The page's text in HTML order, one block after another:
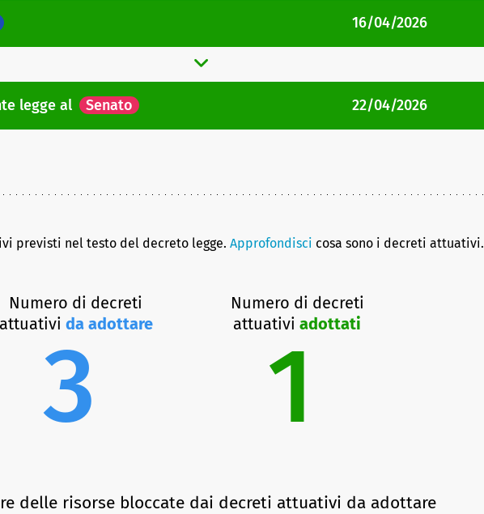
16/04/2026
legge al Senato 22/04/2026
previsti nel testo del decreto legge. Approfondisci cosa sono i decreti attuativi.
Numero di decreti
attuativi da adottare
3
Numero di decreti
attuativi adottati
1
delle risorse bloccate dai decreti attuativi da adottare